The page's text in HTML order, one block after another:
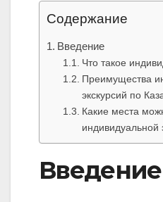
Содержание
Введение
Что такое
Преимущества
экскурсий по
Какие места
индивидуальной
Введение